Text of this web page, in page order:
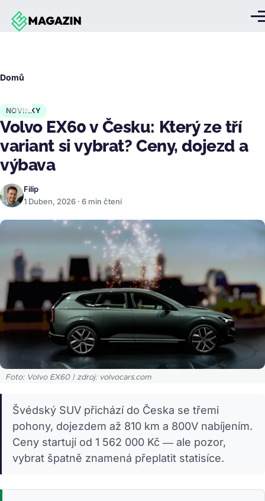
Přejít k hlavnímu obsahu
Domů
NOVINKY
Volvo EX60 v Česku: Který ze tří
variant si vybrat? Ceny, dojezd a
výbava
Filip
1 Duben, 2026 · 6 min čtení
Foto: Volvo EX60 | zdroj: volvocars.com
Švédský SUV přichází do Česka se třemi
pohony, dojezdem až 810 km a 800V nabíjením.
Ceny startují od 1 562 000 Kč — ale pozor,
vybrat špatně znamená přeplatit statisíce.